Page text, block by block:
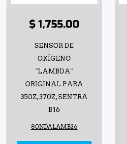
$ 1,755.00
SENSOR DE
OXÍGENO
"LAMBDA"
ORIGINAL PARA
350Z, 370Z, SENTRA
B16
SONDALAMB26